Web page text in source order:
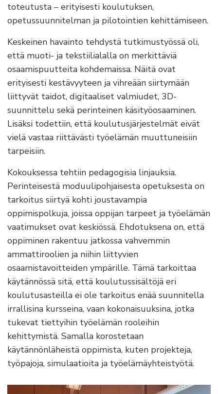
toteutusta – erityisesti koulutuksen,
opetussuunnitelman ja pilotointien kehittämiseen.
Keskeinen havainto tehdystä tutkimustyössä oli,
että muoti- ja tekstiilialalla on merkittäviä
osaamispuutteita kohdemaissa. Näitä ovat
erityisesti kestävyyteen ja vihreään siirtymään
liittyvät taidot, digitaaliset valmiudet, 3D-
suunnittelu sekä perinteinen käsityöosaaminen.
Lisäksi todettiin, että koulutusjärjestelmät eivät
vielä vastaa riittävästi työelämän muuttuneisiin
tarpeisiin.
Kokouksessa tehtiin pedagogisia linjauksia.
Perinteisestä moduulipohjaisesta opetuksesta on
tarkoitus siirtyä kohti joustavampia
oppimispolkuja, joissa oppijan tarpeet ja työelämän
vaatimukset ovat keskiössä. Ehdotuksena on, että
oppiminen rakentuu jatkossa vahvemmin
ammattiroolien ja niihin liittyvien
osaamistavoitteiden ympärille. Tämä tarkoittaa
käytännössä sitä, että koulutussisältöjä eri
koulutusasteilla ei ole tarkoitus enää suunnitella
irrallisina kursseina, vaan kokonaisuuksina, jotka
tukevat tiettyihin työelämän rooleihin
kehittymistä. Samalla korostetaan
käytännönläheistä oppimista, kuten projekteja,
työpajoja, simulaatioita ja työelämäyhteistyötä.